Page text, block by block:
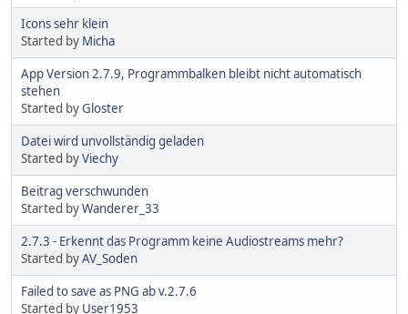
Icons sehr klein
Started by Micha
App Version 2.7.9, Programmbalken bleibt nicht automatisch
stehen
Started byGloster
Datei wird unvollständig geladen
Started byViechy
Beitrag verschwunden
Started byWanderer_33
2.7.3 - Erkennt das Programm keine Audiostreams mehr?
Started byAV_Soden
Failed to save as PNG ab v.2.7.6
Started by User1953